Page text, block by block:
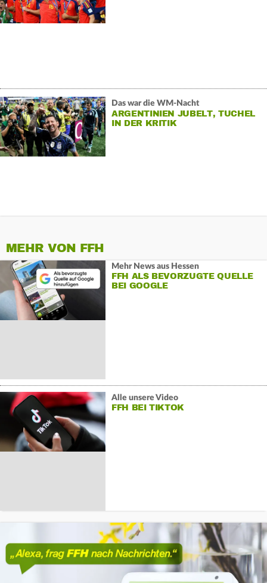
Das war die WM-Nacht
ARGENTINIEN JUBELT, TUCHEL
IN DER KRITIK
MEHR VON FFH
Mehr News aus Hessen
FFH ALS BEVORZUGTE QUELLE
BEI GOOGLE
Alle unsere Video
FFH BEI TIKTOK